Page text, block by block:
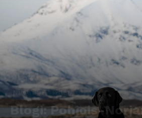
Nuuski tämä Retkeily
Blogi: Pohjois-